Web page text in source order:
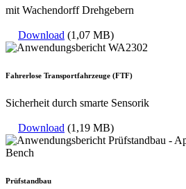
mit Wachendorff Drehgebern
Download (1,07 MB)
Fahrerlose Transportfahrzeuge (FTF)
Sicherheit durch smarte Sensorik
Download (1,19 MB)
Prüfstandbau